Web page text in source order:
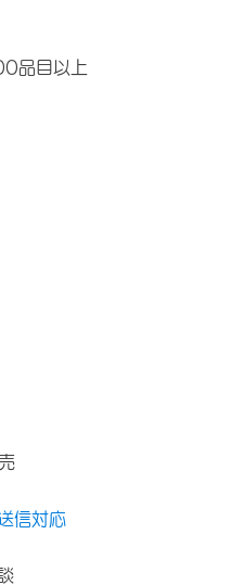
品目以上
信対応